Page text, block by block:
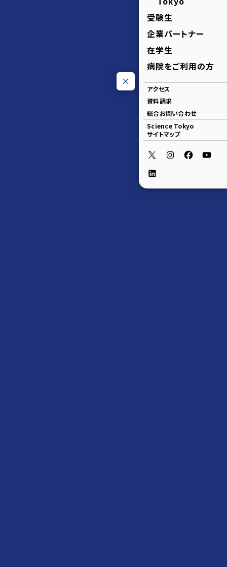
受験生
企業パートナー
在学生
病院をご利用の方
アクセス
資料請求
総合お問い合わせ
Science Tokyo
サイトマップ